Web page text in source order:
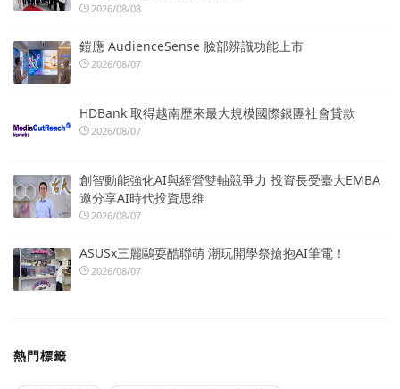
2026/08/08
鎧應 AudienceSense 臉部辨識功能上市
2026/08/07
HDBank 取得越南歷來最大規模國際銀團社會貸款
2026/08/07
創智動能強化AI與經營雙軸競爭力 投資長受臺大EMBA
邀分享AI時代投資思維
2026/08/07
ASUSx三麗鷗耍酷聯萌 潮玩開學祭搶抱AI筆電！
2026/08/07
熱門標籤